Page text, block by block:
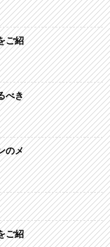
ご紹
べき
のメ
ご紹